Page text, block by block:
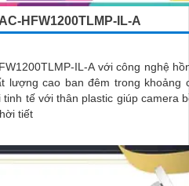
HFW1200TLMP-IL-A
IL-A với công nghệ
lượng cao ban đêm trong khoảng
tiết